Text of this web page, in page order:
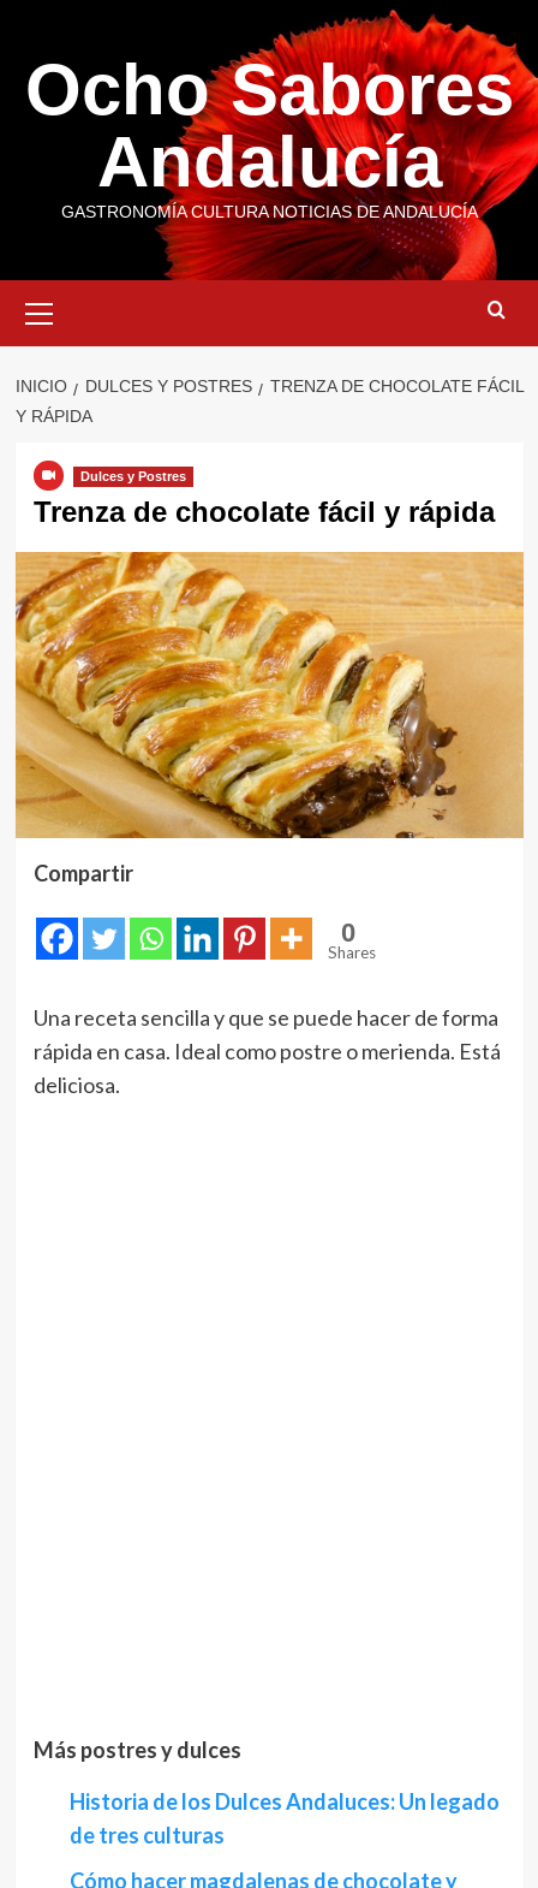
contenido
Ocho Sabores
Andalucía
GASTRONOMÍA CULTURA NOTICIAS DE ANDALUCÍA
primario
INICIO DULCES Y POSTRES
TRENZA DE CHOCOLATE FÁCIL
Y RÁPIDA
Dulces y Postres
Trenza de chocolate fácil y rápida
Compartir
0
Shares
Una receta sencilla y que se puede hacer de forma
rápida en casa. Ideal como postre o merienda. Está
deliciosa.
Más postres y dulces
Historia de los Dulces Andaluces: Un legado
de tres culturas
Cómo hacer magdalenas de chocolate y